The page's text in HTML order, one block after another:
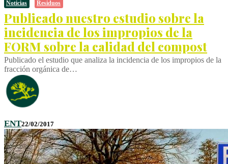
Noticias Residuos
Publicado nuestro estudio sobre la
incidencia de los impropios de la
FORM sobre la calidad del compost
Publicado el estudio que analiza la incidencia de los impropios de la
fracción orgánica de…
ENT22/02/2017